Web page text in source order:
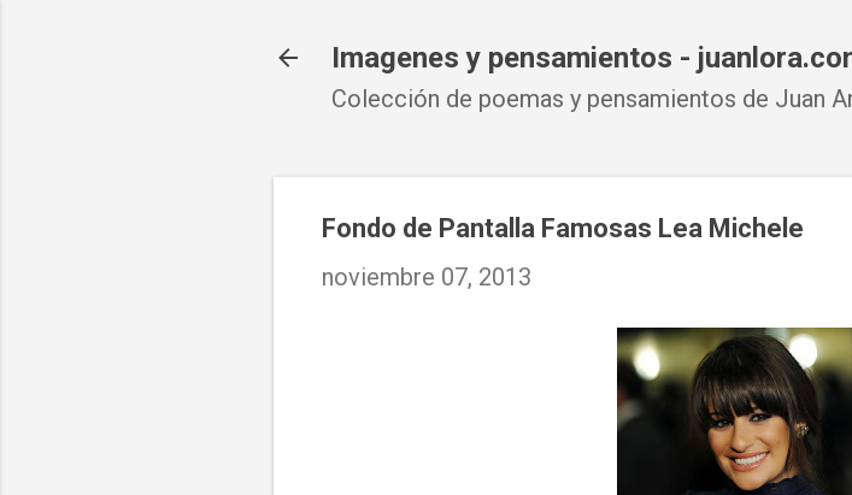
Imagenes y pensamientos -
Colección de poemas y pensamientos de Juan
Fondo de Pantalla Famosas Lea Michele
noviembre 07, 2013